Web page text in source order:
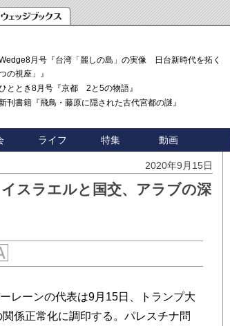
月号『台湾「麗しの島」の実像 日台新時代を拓く「3
の視座」』
ととき8月号『京都 2と5の物語』
刊書籍『飛鳥・藤原に隠された古代宮都の謎』
ライフ 特集 動画
2020年9月15日
スラエルと国交、アラブの深
レーンの代表は9月15日、トランプ大
係正常化に調印する。パレスチナ問